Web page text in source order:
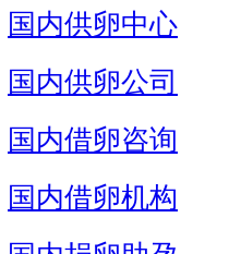
国内供卵中心
国内供卵公司
国内借卵咨询
国内借卵机构